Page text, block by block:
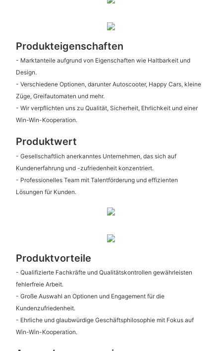
Produkteigenschaften
- Marktanteile aufgrund von Eigenschaften wie Haltbarkeit und
Design.
- Verschiedene Optionen, darunter Autoscooter, Happy Cars, kleine
Züge, Greifautomaten und mehr.
- Wir verpflichten uns zu Qualität, Sicherheit, Ehrlichkeit und einer
Win-Win-Kooperation.
Produktwert
- Gesellschaftlich anerkanntes Unternehmen, das sich auf
Kundenerfahrung und -zufriedenheit konzentriert.
- Professionelles Team mit Talentförderung und effizienten
Lösungen für Kunden.
Produktvorteile
- Qualifizierte Fachkräfte und Qualitätskontrollen gewährleisten
fehlerfreie Arbeit.
- Große Auswahl an Optionen und Engagement für die
Kundenzufriedenheit.
- Ehrliche und glaubwürdige Geschäftsphilosophie mit Fokus auf
Win-Win-Kooperation.